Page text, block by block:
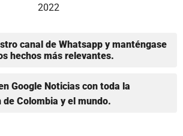
2022
canal de Whatsapp y manténgase
hechos más relevantes.
Google Noticias con toda la
Colombia y el mundo.